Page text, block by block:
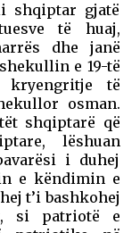
shqiptar gjatë
të huaj,
dhe janë
e 19-të
të
osman.
shqiptarë që
lëshuan
i duhej
e këndimin e
t’i bashkohej
si patriotë e